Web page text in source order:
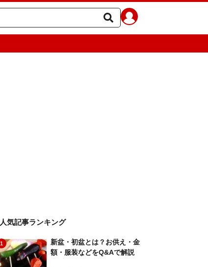
人気記事ランキング
1
新盆・初盆とは？お供え・金
額・服装などをQ&Aで解説